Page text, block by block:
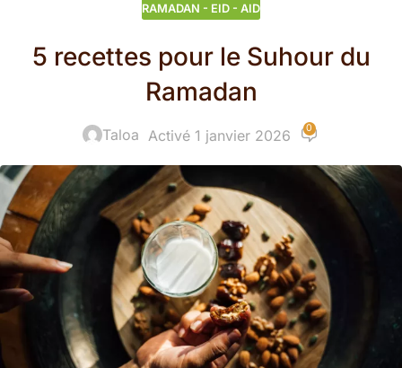
RAMADAN - EID - AID
5 recettes pour le Suhour du
Ramadan
Taloa Activé 1 janvier 2026 0